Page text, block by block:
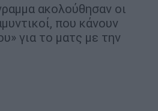
ακολούθησαν οι
που κάνουν
για το ματς με την